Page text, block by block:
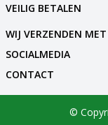
VEILIG BETALEN
WIJ VERZENDEN MET
SOCIALMEDIA
CONTACT
©